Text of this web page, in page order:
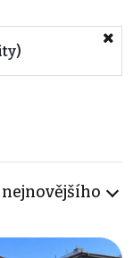
nejnovějšího